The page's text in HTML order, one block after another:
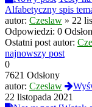
Alfabetyczny spis
autor: Czeslaw » 22
Odpowiedzi: 0
Ostatni post autor:
najnowszy post
0
7621 Odsłony
autor: Czeslaw
22 listopada 2021